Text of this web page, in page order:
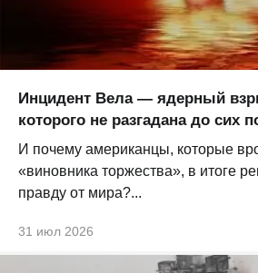
Инцидент Вела — ядерный
которого не разгадана до сих
И почему американцы, которые
«виновника торжества», в итоге
правду от мира?...
31 июл 2026